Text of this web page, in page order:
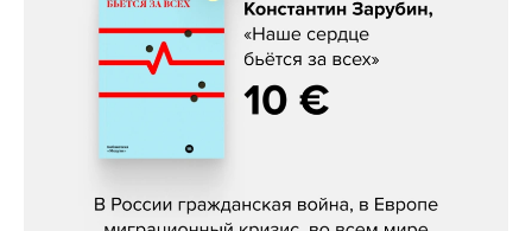
Константин Зарубин, «Наше сердце